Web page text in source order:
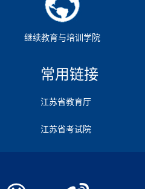
继续教育与培训学院
常用链接
江苏省教育厅
江苏省考试院